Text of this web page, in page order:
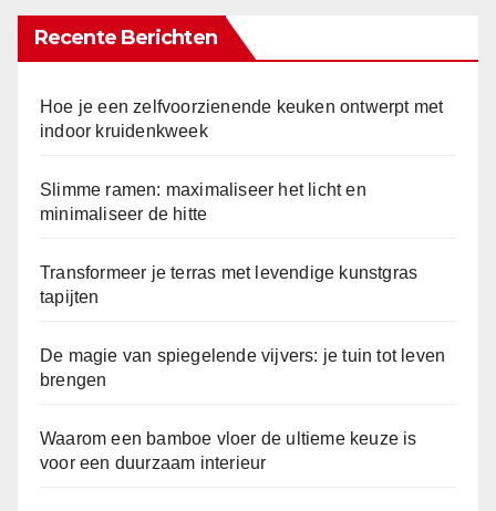
Recente Berichten
Hoe je een zelfvoorzienende keuken ontwerpt met
indoor kruidenkweek
Slimme ramen: maximaliseer het licht en
minimaliseer de hitte
Transformeer je terras met levendige kunstgras
tapijten
De magie van spiegelende vijvers: je tuin tot leven
brengen
Waarom een bamboe vloer de ultieme keuze is
voor een duurzaam interieur